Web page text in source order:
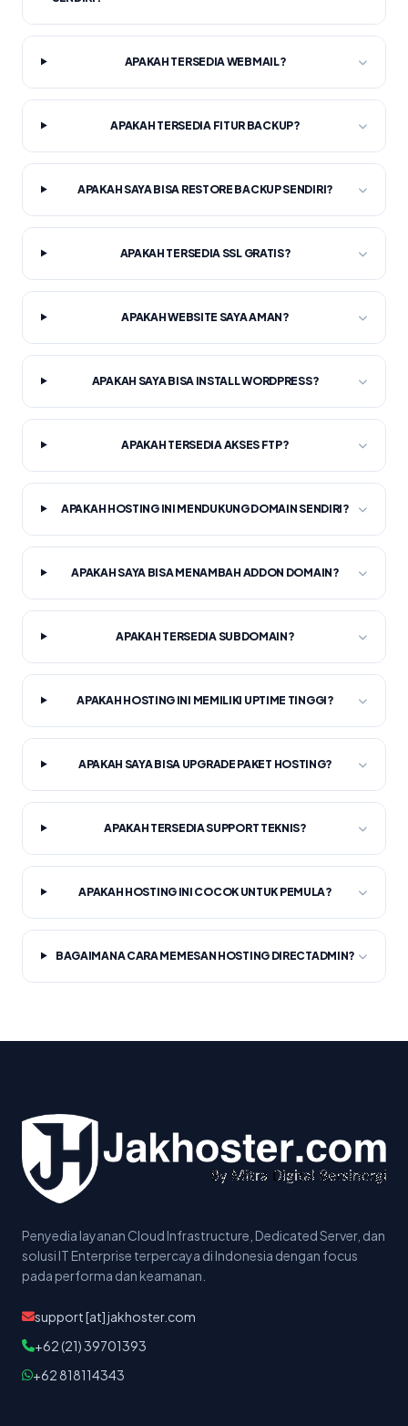
APAKAH TERSEDIA WEBMAIL?
APAKAH TERSEDIA FITUR BACKUP?
APAKAH SAYA BISA RESTORE BACKUP SENDIRI?
APAKAH TERSEDIA SSL GRATIS?
APAKAH WEBSITE SAYA AMAN?
APAKAH SAYA BISA INSTALL WORDPRESS?
APAKAH TERSEDIA AKSES FTP?
APAKAH HOSTING INI MENDUKUNG DOMAIN SENDIRI?
APAKAH SAYA BISA MENAMBAH ADDON DOMAIN?
APAKAH TERSEDIA SUBDOMAIN?
APAKAH HOSTING INI MEMILIKI UPTIME TINGGI?
APAKAH SAYA BISA UPGRADE PAKET HOSTING?
APAKAH TERSEDIA SUPPORT TEKNIS?
APAKAH HOSTING INI COCOK UNTUK PEMULA?
BAGAIMANA CARA MEMESAN HOSTING DIRECTADMIN?
Penyedia layanan Cloud Infrastructure, Dedicated Server, dan
solusi IT Enterprise terpercaya di Indonesia dengan focus
pada performa dan keamanan.
support [at] jakhoster.com
+62 (21) 39701393
+62 818114343